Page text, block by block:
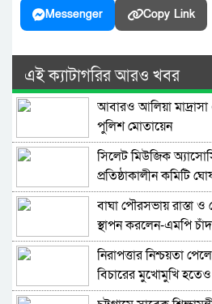
Messenger Copy Link
এই ক্যাটাগরির আরও খবর
আবারও আলিয়া
পুলিশ মোতায়েন
সিলেট মিউজিক
প্রতিষ্ঠাকালীন কমিটি
বাঘা পৌরসভায় রাস্তা ও
স্থাপন করলেন-এমপি চাঁদ
নিরাপত্তার নিশ্চয়তা
বিচারের মুখোমুখি